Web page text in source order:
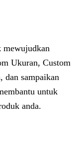
mewujudkan
Ukuran, Custom
dan sampaikan
untuk
anda.